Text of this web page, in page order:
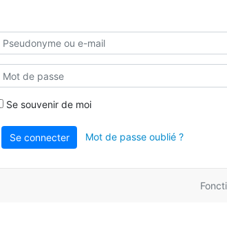
Se souvenir de moi
Se connecter Mot de passe oublié ?